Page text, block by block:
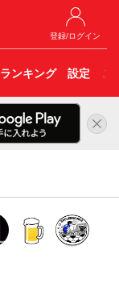
登録/ログイン
ランキング 設定 こ